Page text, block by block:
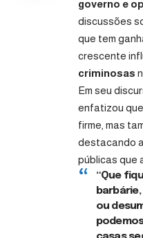
governo e
discussões
que tem
crescente
criminosas
Em seu
enfatizou
firme, mas
destacando
públicas que
“Que
ou